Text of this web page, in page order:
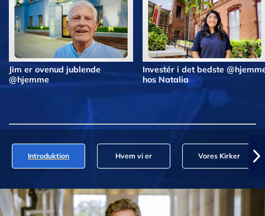
Jim er ovenud jublende
@hjemme
Investér i det bedste
hos Natalia
Introduktion Hvem vi er Vores Kirker